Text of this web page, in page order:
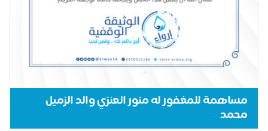
مساهمة للمغفور له منور العنزي والد الزميل
محمد